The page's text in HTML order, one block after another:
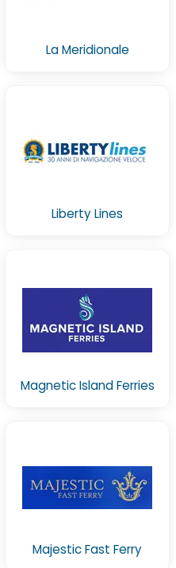
La Meridionale
Liberty Lines
Magnetic Island Ferries
Majestic Fast Ferry